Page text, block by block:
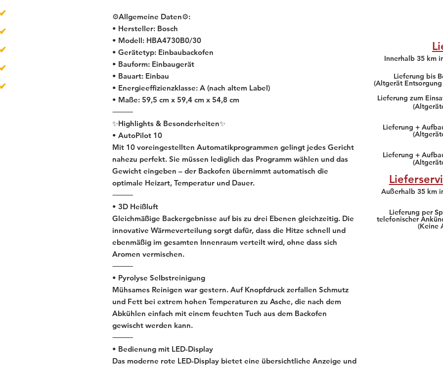
⚙️Allgemeine Daten⚙️:
• Hersteller: Bosch
• Modell: HBA4730B0/30
• Gerätetyp: Einbaubackofen
• Bauform: Einbaugerät
• Bauart: Einbau
• Energieeffizienzklasse: A (nach altem Label)
• Maße: 59,5 cm x 59,4 cm x 54,8 cm
⸻
✨Highlights & Besonderheiten✨
• AutoPilot 10
Mit 10 voreingestellten Automatikprogrammen gelingt jedes Gericht
nahezu perfekt. Sie müssen lediglich das Programm wählen und das
Gewicht eingeben – der Backofen übernimmt automatisch die
optimale Heizart, Temperatur und Dauer.
⸻
• 3D Heißluft
Gleichmäßige Backergebnisse auf bis zu drei Ebenen gleichzeitig. Die
innovative Wärmeverteilung sorgt dafür, dass die Hitze schnell und
ebenmäßig im gesamten Innenraum verteilt wird, ohne dass sich
Aromen vermischen.
⸻
• Pyrolyse Selbstreinigung
Mühsames Reinigen war gestern. Auf Knopfdruck zerfallen Schmutz
und Fett bei extrem hohen Temperaturen zu Asche, die nach dem
Abkühlen einfach mit einem feuchten Tuch aus dem Backofen
gewischt werden kann.
⸻
• Bedienung mit LED-Display
Das moderne rote LED-Display bietet eine übersichtliche Anzeige und
Innerhalb 35 km
Lieferung bis
(Altgerät
Lieferung zum
Lieferung +
Lieferung +
Außerhalb 35 km
Lieferung per
telefonischer
(Keine